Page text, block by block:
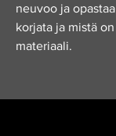
neuvoo ja
korjata ja mistä
materiaali.